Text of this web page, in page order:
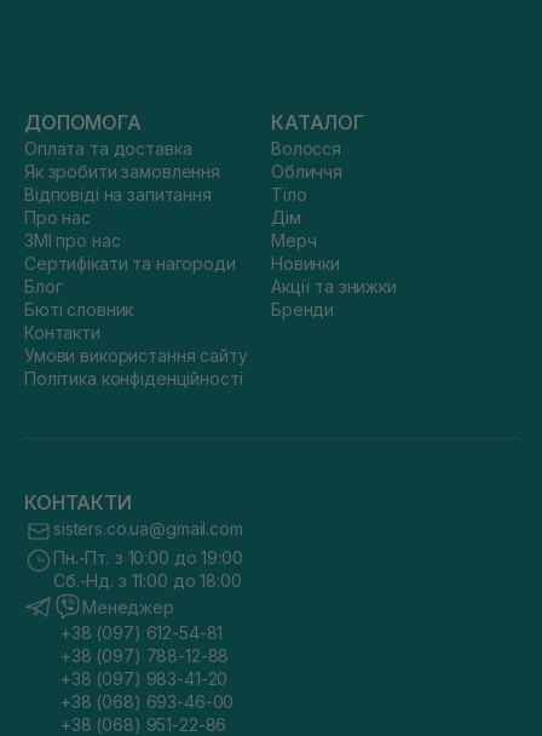
ДОПОМОГА
Оплата та доставка
Як зробити замовлення
Відповіді на запитання
Про нас
ЗМІ про нас
Сертифікати та нагороди
Блог
Бюті словник
Контакти
Умови використання сайту
Політика конфіденційності
КАТАЛОГ
Волосся
Обличчя
Тіло
Дім
Мерч
Новинки
Акції та знижки
Бренди
КОНТАКТИ
sisters.co.ua@gmail.com
Пн.-Пт. з 10:00 до 19:00
Сб.-Нд. з 11:00 до 18:00
Менеджер
+38 (097) 612-54-81
+38 (097) 788-12-88
+38 (097) 983-41-20
+38 (068) 693-46-00
+38 (068) 951-22-86